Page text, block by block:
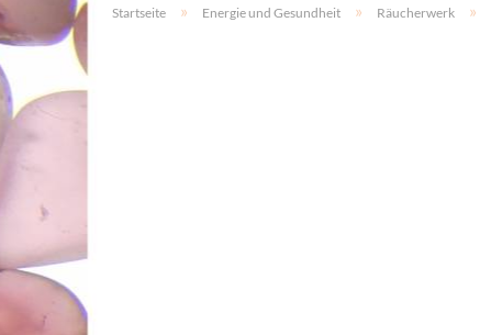
Startseite » Energie und Gesundheit » Räucherwerk »